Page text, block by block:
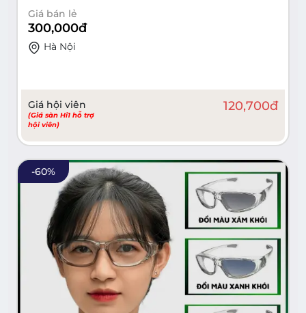
Giá bán lẻ
300,000đ
Hà Nội
Giá hội viên
(Giá sàn Hi1 hỗ trợ
hội viên)
120,700đ
-60%